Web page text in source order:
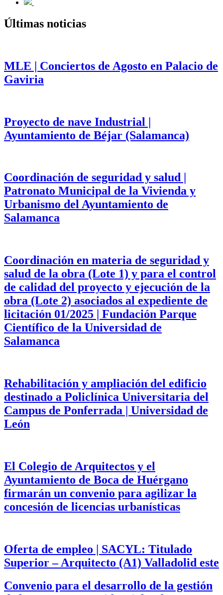
Últimas noticias
MLE | Conciertos de Agosto en Palacio de
Gaviria
Proyecto de nave Industrial |
Ayuntamiento de Béjar (Salamanca)
Coordinación de seguridad y salud |
Patronato Municipal de la Vivienda y
Urbanismo del Ayuntamiento de
Salamanca
Coordinación en materia de seguridad y
salud de la obra (Lote 1) y para el control
de calidad del proyecto y ejecución de la
obra (Lote 2) asociados al expediente de
licitación 01/2025 | Fundación Parque
Científico de la Universidad de
Salamanca
Rehabilitación y ampliación del edificio
destinado a Policlínica Universitaria del
Campus de Ponferrada | Universidad de
León
El Colegio de Arquitectos y el
Ayuntamiento de Boca de Huérgano
firmarán un convenio para agilizar la
concesión de licencias urbanísticas
Oferta de empleo | SACYL: Titulado
Superior – Arquitecto (A1) Valladolid este
Convenio para el desarrollo de la gestión